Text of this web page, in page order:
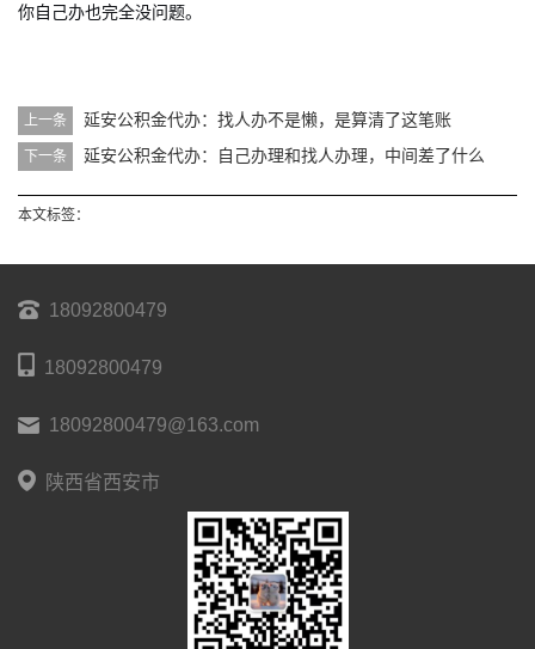
你自己办也完全没问题。
上一条 延安公积金代办：找人办不是懒，是算清了这笔账
下一条 延安公积金代办：自己办理和找人办理，中间差了什么
本文标签：
18092800479
18092800479
18092800479@163.com
陕西省西安市